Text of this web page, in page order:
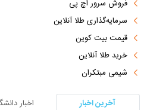
فروش سرور اچ پی
سرمایه‌گذاری طلا آنلاین
قیمت بیت کوین
خرید طلا آنلاین
شیمی مبتکران
آخرین اخبار
اخبار